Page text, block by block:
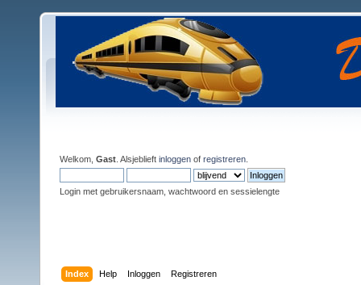
Welkom, Gast . Alsjeblieft inloggen of registreren
Login met gebruikersnaam, wachtwoord en sessielengte
Index Help Inloggen Registreren